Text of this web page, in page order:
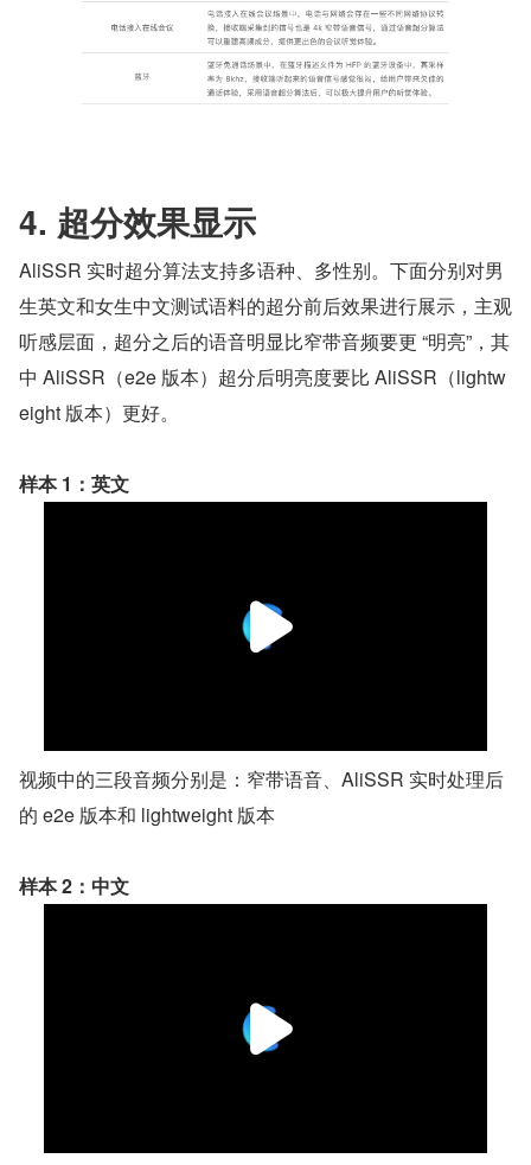
4. 超分效果显示
AliSSR 实时超分算法支持多语种、多性别。下面分别对男
生英文和女生中文测试语料的超分前后效果进行展示，主观
听感层面，超分之后的语音明显比窄带音频要更 “明亮”，其
中 AliSSR（e2e 版本）超分后明亮度要比 AliSSR（lightw
eight 版本）更好。
样本 1：英文
视频中的三段音频分别是：窄带语音、AliSSR 实时处理后
的 e2e 版本和 lightweight 版本
样本 2：中文